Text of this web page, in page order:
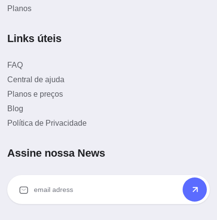
Planos
Links úteis
FAQ
Central de ajuda
Planos e preços
Blog
Política de Privacidade
Assine nossa News